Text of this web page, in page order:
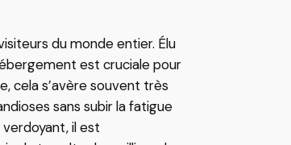
du monde entier. Élu
est cruciale pour
cela s’avère souvent très
sans subir la fatigue
il est